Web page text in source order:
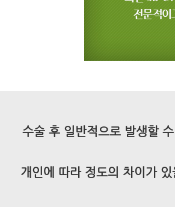
수술 후 일반적으로 발생할
개인에 따라 정도의 차이가